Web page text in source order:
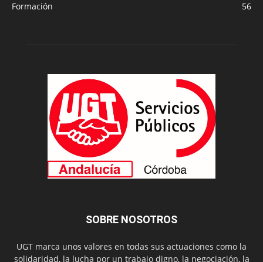
Formación
56
SOBRE NOSOTROS
UGT marca unos valores en todas sus actuaciones como la
solidaridad, la lucha por un trabajo digno, la negociación, la